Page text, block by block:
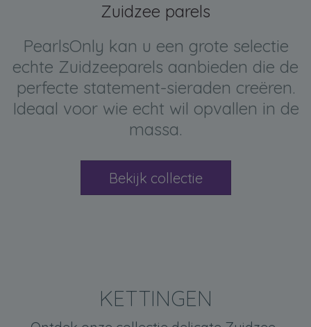
Zuidzee parels
PearlsOnly kan u een grote selectie
echte Zuidzeeparels aanbieden die de
perfecte statement-sieraden creëren.
Ideaal voor wie echt wil opvallen in de
massa.
Bekijk collectie
KETTINGEN